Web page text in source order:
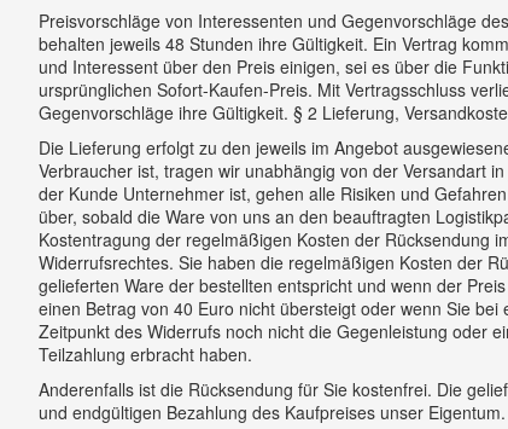
Preisvorschläge von Interessenten und Gegenvorschläge
behalten jeweils 48 Stunden ihre Gültigkeit. Ein Vertrag
und Interessent über den Preis einigen, sei es über die
ursprünglichen Sofort-Kaufen-Preis. Mit Vertragsschluss
Gegenvorschläge ihre Gültigkeit. § 2 Lieferung,
Die Lieferung erfolgt zu den jeweils im Angebot
Verbraucher ist, tragen wir unabhängig von der Versandart
der Kunde Unternehmer ist, gehen alle Risiken und
über, sobald die Ware von uns an den beauftragten
Kostentragung der regelmäßigen Kosten der Rücksendung
Widerrufsrechtes. Sie haben die regelmäßigen Kosten der
gelieferten Ware der bestellten entspricht und wenn der
einen Betrag von 40 Euro nicht übersteigt oder wenn Sie
Zeitpunkt des Widerrufs noch nicht die Gegenleistung oder
Teilzahlung erbracht haben.
Anderenfalls ist die Rücksendung für Sie kostenfrei. Die
und endgültigen Bezahlung des Kaufpreises unser